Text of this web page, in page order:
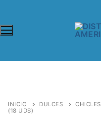
INICIO DULCES CHICLES
(18 UDS)